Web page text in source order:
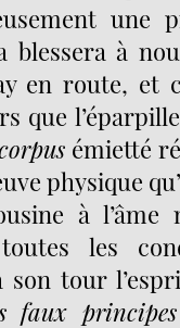
une
blessera à
en route, et
que
émietté
physique
à l’âme
les
son tour
faux